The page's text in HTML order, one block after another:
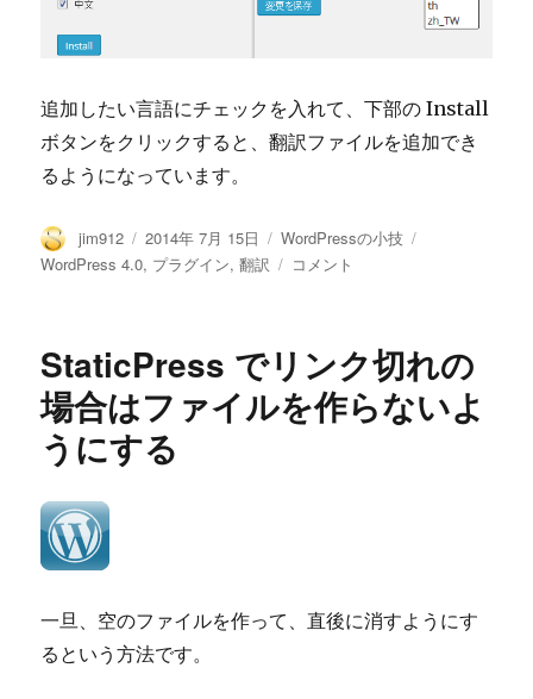
追加したい言語にチェックを入れて、下部の Install
ボタンをクリックすると、翻訳ファイルを追加でき
るようになっています。
投
稿
jim912
投
稿
2014年 7月 15日
カ
テ
WordPressの小技
WordPress 4.0, プラグイン,翻訳
リ
さ
れ
て
（に
コメント
StaticPress でリンク切れの
場合はファイルを作らないよ
うにする
一旦、空のファイルを作って、直後に消すようにす
るという方法です。